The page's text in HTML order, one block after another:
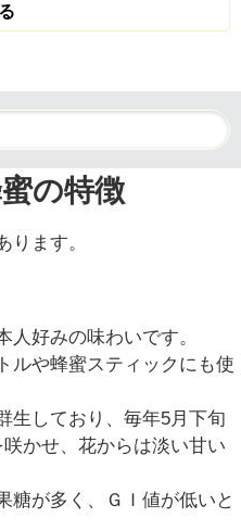
の特徴
ます。
人好みの味わいです。
ルや蜂蜜スティックにも使
生しており、毎年5月下旬
かせ、花からは淡い甘い
糖が多く、ＧＩ値が低いと